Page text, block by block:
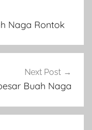
Naga Rontok
Next Post
Buah Naga